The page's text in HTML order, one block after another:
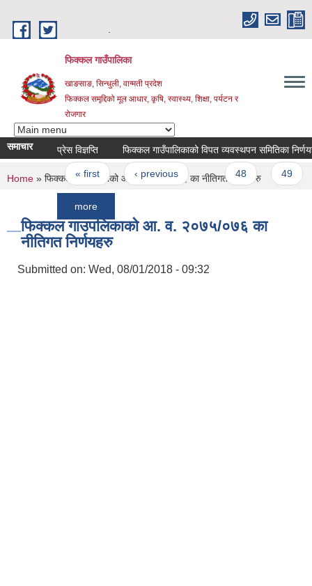
फिक्कल गाउँपालिका
खाङसाङ, सिन्धुली, वाग्मती प्रदेश
फिक्कल समृद्दिको मूल आधार, कृषि, स्वास्थ्य, शिक्षा, पर्यटन र
रोजगार
समाचारप्रेस विज्ञप्ति फिक्कल गाउँपालिकाको विपत व्यवस्थपन समितिका निर्णयहरुः
Pages
« first ‹ previous … 48 49
You are here
Home » फिक्कल गाउपलिकाको आ. व. २०७५/०७६ का नीतिगत निर्णयहरु
फिक्कल गाउपलिकाको आ. व. २०७५/०७६ का
नीतिगत निर्णयहरु
Submitted on: Wed, 08/01/2018 - 09:32